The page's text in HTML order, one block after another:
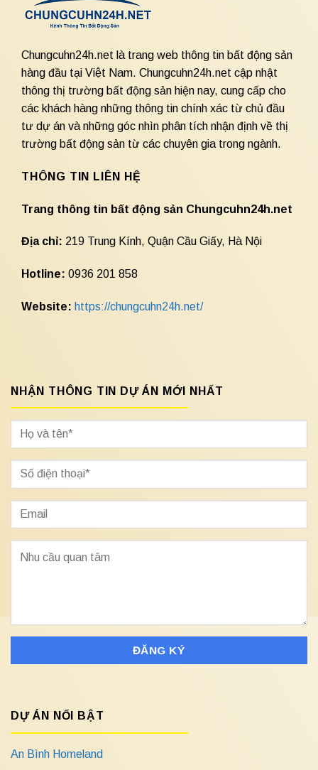
Chungcuhn24h.net là trang web thông tin bất động sản
hàng đầu tại Việt Nam. Chungcuhn24h.net cập nhật
thông thị trường bất động sản hiện nay, cung cấp cho
các khách hàng những thông tin chính xác từ chủ đầu
tư dự án và những góc nhìn phân tích nhận định về thị
trường bất động sản từ các chuyên gia trong ngành.
THÔNG TIN LIÊN HỆ
Trang thông tin bất động sản Chungcuhn24h.net
Địa chỉ: 219 Trung Kính, Quận Cầu Giấy, Hà Nội
Hotline: 0936 201 858
Website: https://chungcuhn24h.net/
NHẬN THÔNG TIN DỰ ÁN MỚI NHẤT
DỰ ÁN NỔI BẬT
An Bình Homeland